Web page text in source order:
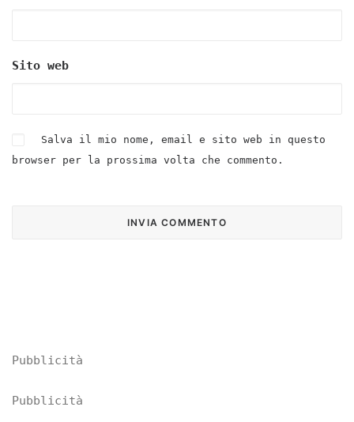
Sito web
Salva il mio nome, email e sito web in questo
browser per la prossima volta che commento.
Pubblicità
Pubblicità